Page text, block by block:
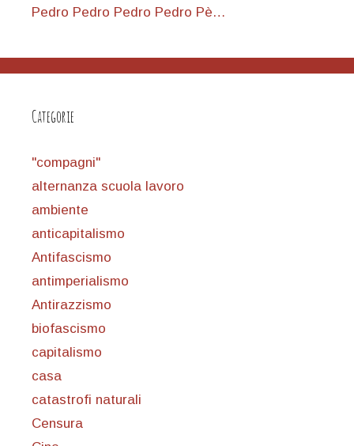
Pedro Pedro Pedro Pedro Pè…
Categorie
"compagni"
alternanza scuola lavoro
ambiente
anticapitalismo
Antifascismo
antimperialismo
Antirazzismo
biofascismo
capitalismo
casa
catastrofi naturali
Censura